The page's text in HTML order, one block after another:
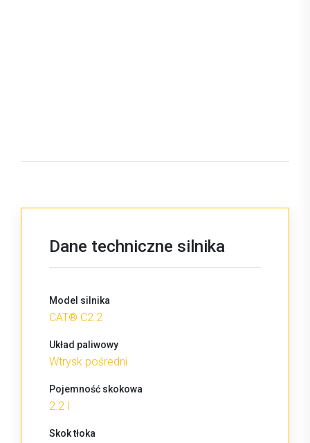
Dane techniczne silnika
Model silnika
CAT® C2.2
Układ paliwowy
Wtrysk pośredni
Pojemność skokowa
2.2 l
Skok tłoka